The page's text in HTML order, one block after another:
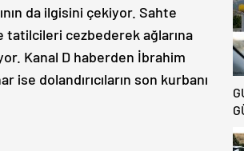
da ilgisini çekiyor. Sahte
tatilcileri cezbederek ağlarına
Kanal D haberden İbrahim
ise dolandırıcıların son kurbanı